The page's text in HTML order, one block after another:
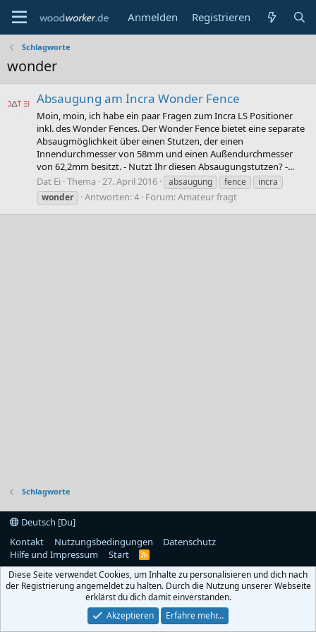
Anmelden Registrieren
Schlagworte
wonder
Absaugung am Incra Wonder Fence
Moin, moin, ich habe ein paar Fragen zum Incra LS Positioner
inkl. des Wonder Fences. Der Wonder Fence bietet eine separate
Absaugmöglichkeit über einen Stutzen, der einen
Innendurchmesser von 58mm und einen Außendurchmesser
von 62,2mm besitzt. - Nutzt Ihr diesen Absaugungstutzen? -...
Dat Ei Thema 27. April 2016 absaugung fence
incra
wonder
Antworten: 4 Forum:Amateur fragt
Schlagworte
Deutsch [Du]
Kontakt
Nutzungsbedingungen
Datenschutz
Hilfe und Impressum
Start
R
S
Diese Seite verwendet Cookies, um Inhalte zu personalisieren und dich nach
der Registrierung angemeldet zu halten. Durch die Nutzung unserer Webseite
erklärst du dich damit einverstanden.
Akzeptieren
Erfahre mehr…